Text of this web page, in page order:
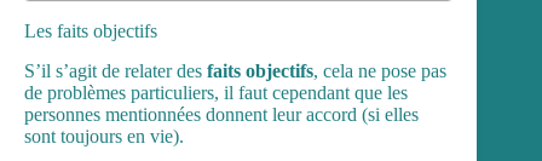
Les faits objectifs
S’il s’agit de relater des faits objectifs, cela ne pose pas
de problèmes particuliers, il faut cependant que les
personnes mentionnées donnent leur accord (si elles
sont toujours en vie).